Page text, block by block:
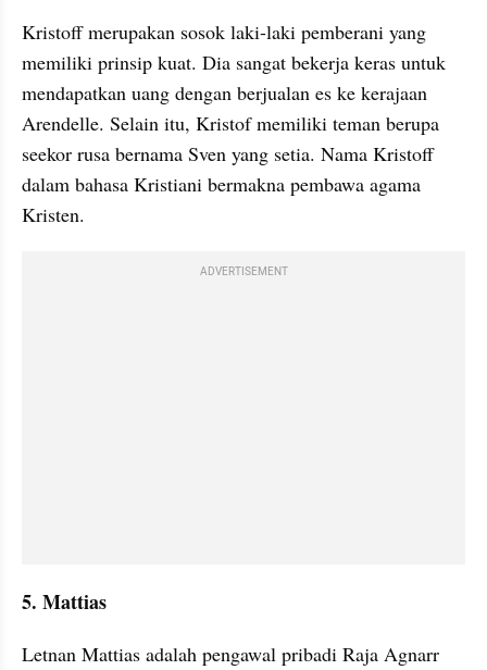
Kristoff merupakan sosok laki-laki pemberani yang
memiliki prinsip kuat. Dia sangat bekerja keras untuk
mendapatkan uang dengan berjualan es ke kerajaan
Arendelle. Selain itu, Kristof memiliki teman berupa
seekor rusa bernama Sven yang setia. Nama Kristoff
dalam bahasa Kristiani bermakna pembawa agama
Kristen.
ADVERTISEMENT
5. Mattias
Letnan Mattias adalah pengawal pribadi Raja Agnarr